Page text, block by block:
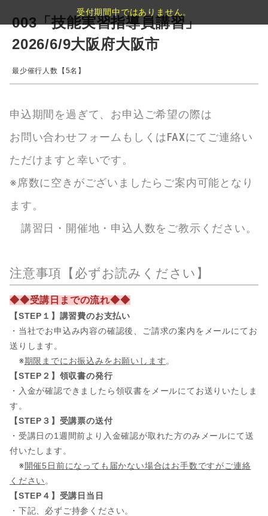
003「技能実習指導員講習」
2026/6/9大阪府大阪市
最少催行人数【5名】
申込期間を過ぎて、お申込ご希望の際は
お問い合わせフォームもしくはFAXにてご連絡い
ただけますと幸いです。
※席数に空きがございましたらご案内可能となり
ます。
講習日・開催地・申込人数をご教示ください。
注意事項【必ずお読みください】
◆◆受講日までの流れ◆◆
【STEP１】講習費のお支払い
・当社でお申込み内容の確認後、ご請求の案内をメールにてお
送りします。
※期限までにお振込みをお願いします。
【STEP２】領収書の発行
・入金が確認できましたら領収書をメールにてお送りいたしま
す。
【STEP３】受講票の送付
・受講日の1週間前より入金確認が取れた方のみメールにて送
付いたします。
※開催5日前になっても届かない場合はお手数ですがご連絡
ください 。
【STEP４】受講日当日
・下記、必ずご持参ください。
受付期間中ではありません。